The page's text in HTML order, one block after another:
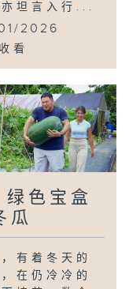
坦言入行...
2026
收看
色宝盒
瓜
有着冬天的
在仍冷冷的